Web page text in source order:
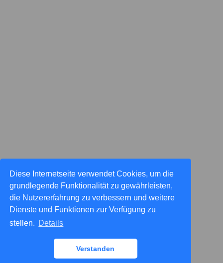
Diese Internetseite verwendet Cookies, um die
grundlegende Funktionalität zu gewährleisten,
die Nutzererfahrung zu verbessern und weitere
Dienste und Funktionen zur Verfügung zu
stellen. Details
Verstanden